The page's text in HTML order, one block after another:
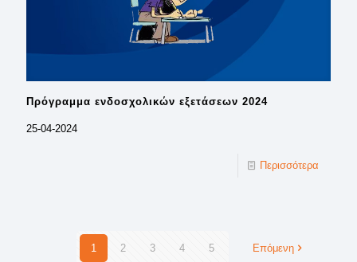
Πρόγραμμα ενδοσχολικών εξετάσεων 2024
25-04-2024
Περισσότερα
1 2 3 4 5 Επόμενη